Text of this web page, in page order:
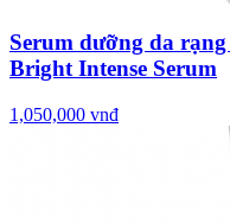
Serum dưỡng da
Bright Intense Serum
1,050,000 vnđ